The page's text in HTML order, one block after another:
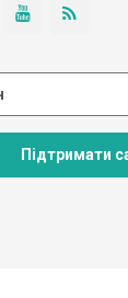
Підтримати